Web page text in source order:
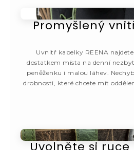
Promyšlený
Uvnitř kabelky REENA
dostatkem místa na denní
peněženku i malou láhev.
drobnosti, které chcete mít
Uvolněte si ruce